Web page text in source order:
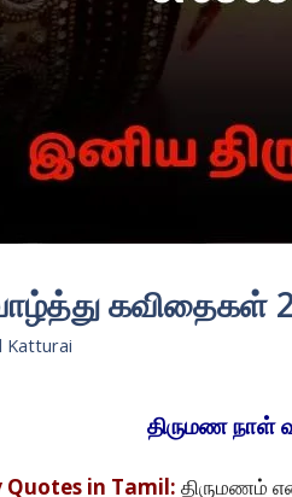
கவிதைகள்
Katturai
திருமண நாள்
in Tamil: திருமணம்